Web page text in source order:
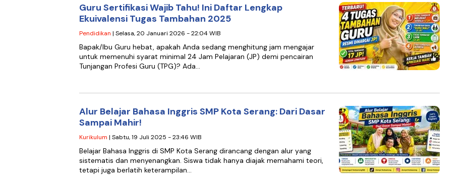
Guru Sertifikasi Wajib Tahu! Ini Daftar Lengkap
Ekuivalensi Tugas Tambahan 2025
Pendidikan | Selasa, 20 Januari 2026 - 22:04 WIB
Bapak/Ibu Guru hebat, apakah Anda sedang menghitung jam mengajar
untuk memenuhi syarat minimal 24 Jam Pelajaran (JP) demi pencairan
Tunjangan Profesi Guru (TPG)? Ada…
Alur Belajar Bahasa Inggris SMP Kota Serang: Dari Dasar
Sampai Mahir!
Kurikulum | Sabtu, 19 Juli 2025 - 23:46 WIB
Belajar Bahasa Inggris di SMP Kota Serang dirancang dengan alur yang
sistematis dan menyenangkan. Siswa tidak hanya diajak memahami teori,
tetapi juga berlatih keterampilan…